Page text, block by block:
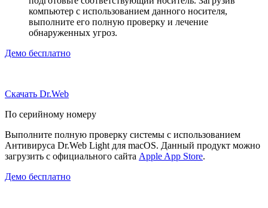
компьютер с использованием данного носителя,
выполните его полную проверку и лечение
обнаруженных угроз.
Демо бесплатно
Скачать Dr.Web
По серийному номеру
Выполните полную проверку системы с использованием
Антивируса Dr.Web Light для macOS. Данный продукт можно
загрузить с официального сайта Apple App Store.
Демо бесплатно